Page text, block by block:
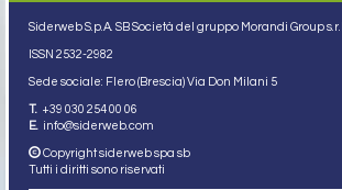
Siderweb S.p.A. SB Società del gruppo Morandi Group s.r.l.
ISSN 2532-2982
Sede sociale: Flero (Brescia) Via Don Milani 5
T. +39 030 254 00 06
E. info@siderweb.com
Copyright siderweb spa sb
Tutti i diritti sono riservati